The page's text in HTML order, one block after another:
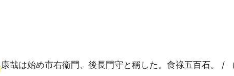
康哉は始め市右衞門、後長門守と稱した。食祿五百石。 /